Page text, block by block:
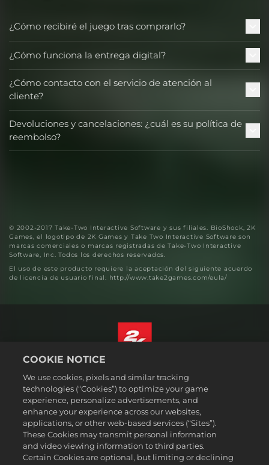
¿Cómo recibiré el juego tras comprarlo?
¿Cómo funciona la entrega digital?
¿Cómo contacto con el servicio de atención al
cliente?
Devoluciones y cancelaciones: ¿cuál es su política de
reembolso?
© 2002-2017 Take-Two Interactive Software y sus filiales. BioShock, 2K
Games, el logotipo de 2K Games y Take Two Interactive Software son
marcas comerciales o marcas registradas de Take-Two Interactive
Software, Inc. Todos los derechos reservados.
El uso de este producto requiere la aceptación del siguiente acuerdo
de licencia de usuario final: http://www.take2games.com/eula/
Aviso legal
Política de privacidad
Política de cookies
Atención al cliente
No vender ni compartir mi información personal
Español (México)
COOKIE NOTICE
We use cookies, pixels and similar tracking
technologies (“Cookies”) to optimize your game
experience, personalize advertisements, and
enhance your experience across our websites,
applications, or other web-based services (“Sites”).
These Cookies may transmit personal information
and video viewing information to third parties.
Certain Cookies are optional, but limiting or declining